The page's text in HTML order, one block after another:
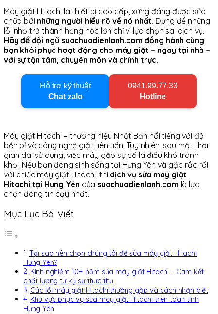
Máy giặt Hitachi là thiết bị cao cấp, xứng đáng được sửa
chữa bởi những người hiểu rõ về nó nhất. Đừng để những
lỗi nhỏ trở thành hỏng hóc lớn chỉ vì lựa chọn sai dịch vụ.
Hãy để đội ngũ suachuadienlanh.com đồng hành cùng
bạn khôi phục hoạt động cho máy giặt – ngay tại nhà –
với sự tận tâm, chuyên môn và chính trực.
Hỗ trợ kỹ thuật
Chat zalo
0941.99.77.33
Hotline
Máy giặt Hitachi – thương hiệu Nhật Bản nổi tiếng với độ
bền bỉ và công nghệ giặt tiên tiến. Tuy nhiên, sau một thời
gian dài sử dụng, việc máy gặp sự cố là điều khó tránh
khỏi. Nếu bạn đang sinh sống tại Hưng Yên và gặp rắc rối
với chiếc máy giặt Hitachi, thì dịch vụ sửa máy giặt
Hitachi tại Hưng Yên của suachuadienlanh.com là lựa
chọn đáng tin cậy nhất.
Mục Lục Bài Viết
Tại sao nên chọn chúng tôi để sửa máy giặt Hitachi
Hưng Yên?
Kinh nghiệm 10+ năm sửa máy giặt Hitachi – Cam kết
chất lượng từ kỹ sư thực thụ
Các lỗi máy giặt Hitachi thường gặp và cách nhận biết
Khu vực phục vụ sửa máy giặt Hitachi trên toàn tỉnh
Hưng Yên